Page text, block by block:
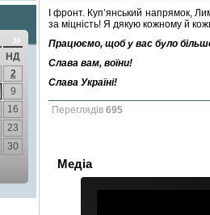
»
НД
2
9
16
23
30
І фронт. Куп’янський напрямок,
за міцність! Я дякую кожному й
Працюємо, щоб у вас було більше
Слава вам, воїни!
Слава Україні!
Переглядів 695
Медіа